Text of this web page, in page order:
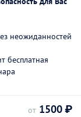
неожиданностей
бесплатная
от 1500 ₽